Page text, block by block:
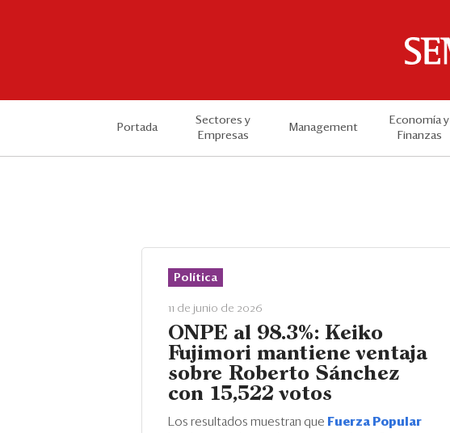
Portada
Sectores y
Empresas
Management
Economía y
Finanzas
Política
11 de junio de 2026
ONPE al 98.3%: Keiko
Fujimori mantiene ventaja
sobre Roberto Sánchez
con 15,522 votos
Los resultados muestran que Fuerza Popular